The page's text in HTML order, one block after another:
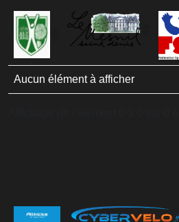
Aucun élément à afficher